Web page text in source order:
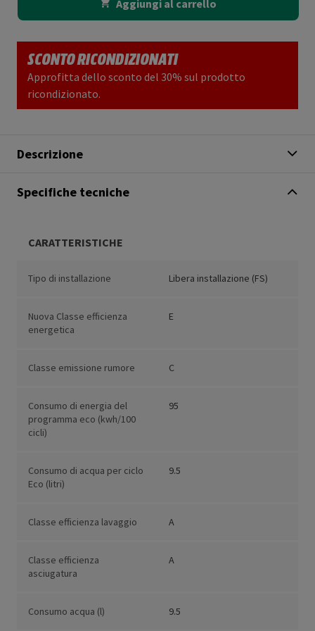
Aggiungi al carrello
SCONTO RICONDIZIONATI
Approfitta dello sconto del 30% sul prodotto
ricondizionato.
Descrizione
Specifiche tecniche
CARATTERISTICHE
Tipo di installazione Libera installazione (FS)
Nuova Classe efficienza
energetica
E
Classe emissione rumore C
Consumo di energia del
programma eco (kwh/100
cicli)
95
Consumo di acqua per ciclo
Eco (litri)
9.5
Classe efficienza lavaggio A
Classe efficienza
asciugatura
A
Consumo acqua (l) 9.5